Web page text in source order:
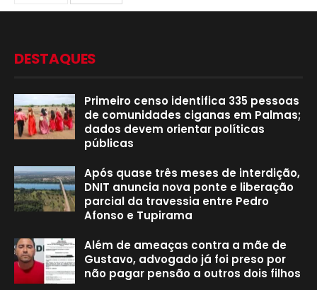
DESTAQUES
Primeiro censo identifica 335 pessoas
de comunidades ciganas em Palmas;
dados devem orientar políticas
públicas
Após quase três meses de interdição,
DNIT anuncia nova ponte e liberação
parcial da travessia entre Pedro
Afonso e Tupirama
Além de ameaças contra a mãe de
Gustavo, advogado já foi preso por
não pagar pensão a outros dois filhos